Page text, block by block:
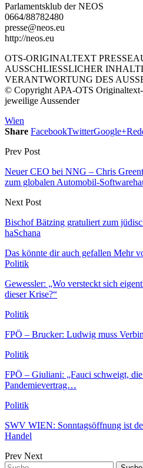
Parlamentsklub der NEOS
0664/88782480
presse@neos.eu
http://neos.eu
OTS-ORIGINALTEXT
AUSSCHLIESSLICHER
VERANTWORTUNG DES
© Copyright APA-OTS
jeweilige Aussender
Wien
Share FacebookTwitterGoogle+
Prev Post
Neuer CEO bei NNG – Chris
zum globalen Automobil-
Next Post
Bischof Bätzing gratuliert zum
haSchana
Das könnte dir auch gefallen Mehr
Politik
Gewessler: „Wo versteckt sich
dieser Krise?“
Politik
FPÖ – Brucker: Ludwig muss
Politik
FPÖ – Giuliani: „Fauci schweigt,
Pandemievertrag…
Politik
SWV WIEN: Sonntagsöffnung ist
Handel
Prev Next